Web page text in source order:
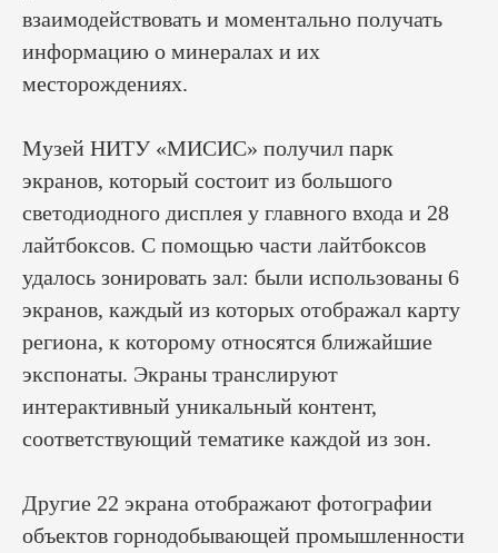
взаимодействовать и моментально получать
информацию о минералах и их
месторождениях.
Музей НИТУ «МИСИС» получил парк
экранов, который состоит из большого
светодиодного дисплея у главного входа и 28
лайтбоксов. С помощью части лайтбоксов
удалось зонировать зал: были использованы 6
экранов, каждый из которых отображал карту
региона, к которому относятся ближайшие
экспонаты. Экраны транслируют
интерактивный уникальный контент,
соответствующий тематике каждой из зон.
Другие 22 экрана отображают фотографии
объектов горнодобывающей промышленности